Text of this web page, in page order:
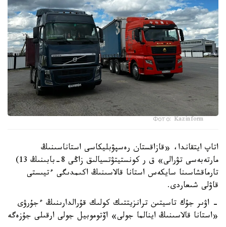
Фото: Kazinform
اتاپ ايتقاندا، «قازاقستان رەسپۋبليكاسى استاناسىنىڭ
مارتەبەسى تۋرالى» ق ر كونستيتۋتسيالىق زاڭى 8-بابىنىڭ 13)
تارماقشاسىنا سايكەس استانا قالاسىنىڭ اكىمدىگى ءتيىستى
قاۋلى شىعاردى.
- اۋىر جۇك تاسيتىن ترانزيتتىك كولىك قۇرالدارىنىڭ ءجۇرۋى
«استانا قالاسىنىڭ اينالما جولى» اۆتوموبيل جولى ارقىلى جۇزەگە